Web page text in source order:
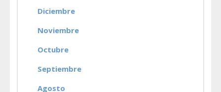
Diciembre
Noviembre
Octubre
Septiembre
Agosto